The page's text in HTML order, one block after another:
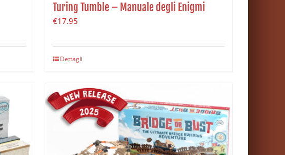
Turing Tumble – Manuale degli Enigmi
€17.95
Dettagli